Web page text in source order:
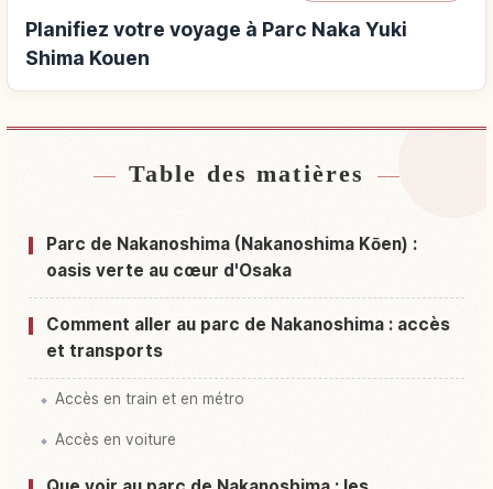
Planifiez votre voyage à Parc Naka Yuki
Shima Kouen
Hébergements près de Parc Naka Yuki Shima
Activités à Parc Naka Yuki Shima Kouen
Table des matières
Parc de Nakanoshima (Nakanoshima Kōen) :
oasis verte au cœur d'Osaka
Comment aller au parc de Nakanoshima : accès
et transports
Accès en train et en métro
Accès en voiture